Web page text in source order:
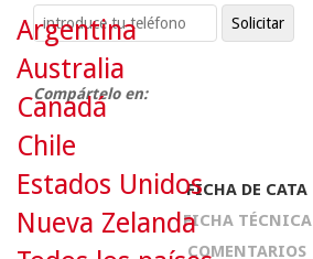
Compártelo en:
FICHA DE CATA
FICHA TÉCNICA
COMENTARIOS
Argentina
Australia
Canadá
Chile
Estados Unidos
Nueva Zelanda